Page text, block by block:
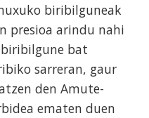
biribilguneak
presioa arindu nahi
bat
sarreran, gaur
den Amute-
ematen duen